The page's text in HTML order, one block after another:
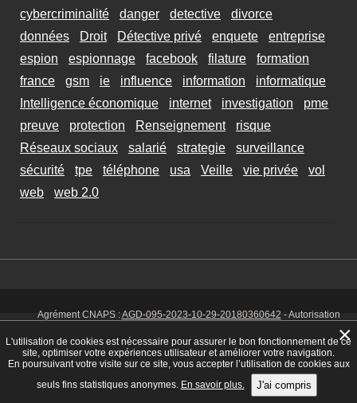
cybercriminalité
danger detective
divorce
données
Droit Détective privé enquete
entreprise
espion
espionnage facebook filature
formation
france
gsm ie influence information
informatique
Intelligence économique
internet investigation
pme
preuve
protection Renseignement
risque
Réseaux sociaux
salarié strategie
surveillance
sécurité
tpe téléphone usa Veille vie privée
vol
web
web 2.0
Agrément CNAPS :AGD-095-2023-10-29-20180360642 - Autorisation
925 00038 - Code NAF 8030 Z -Mentions Légales-CookiesTél. : 06 14
01 75 32
L'utilisation de cookies est nécessaire pour assurer le bon fonctionnement de ce
site, optimiser votre expériences utilisateur et améliorer votre navigation.
En poursuivant votre visite sur ce site, vous accepter l’utilisation de cookies aux
seuls fins statistiques anonymes. En savoir plus. J'ai compris
×